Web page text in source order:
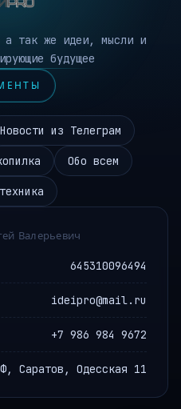
а так же идеи, мысли и
будущее
Новости из Телеграм
Обо всем
Валерьевич
645310096494
ideipro@mail.ru
+7 986 984 9672
Саратов, Одесская 11